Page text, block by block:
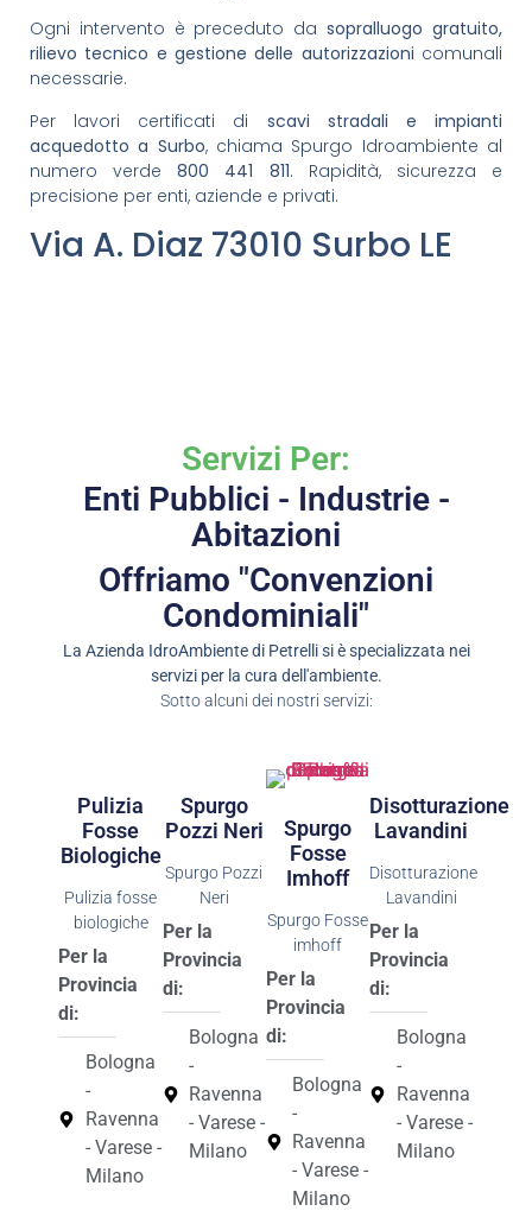
Ogni intervento è preceduto dasopralluogo gratuito,
rilievo tecnico e gestione delle autorizzazioni comunali
necessarie.
Per lavori certificati di scavi stradali e impianti
acquedotto a Surbo, chiama Spurgo Idroambiente al
numero verde800 441 811. Rapidità, sicurezza e
precisione per enti, aziende e privati.
Via A. Diaz 73010 Surbo LE
Servizi Per:
Enti Pubblici - Industrie -
Abitazioni
Offriamo "Convenzioni
Condominiali"
La Azienda IdroAmbiente di Petrelli si è specializzata nei
servizi per la cura dell'ambiente.
Sotto alcuni dei nostri servizi:
Pulizia
Fosse
Biologiche
Pulizia fosse
biologiche
Per la
Provincia
di:
Bologna
-
Ravenna
- Varese -
Milano
Spurgo
Pozzi Neri
Spurgo Pozzi
Neri
Per la
Provincia
di:
Bologna
-
Ravenna
- Varese -
Milano
Spurgo
Fosse
Imhoff
Spurgo Fosse
imhoff
Per la
Provincia
di:
Bologna
-
Ravenna
- Varese -
Milano
Disotturazione
Lavandini
Disotturazione
Lavandini
Per la
Provincia
di:
Bologna
-
Ravenna
- Varese -
Milano